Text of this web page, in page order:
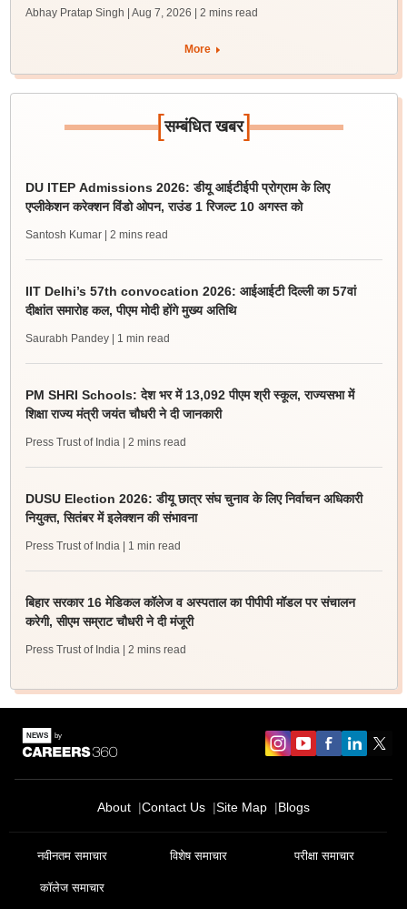
Abhay Pratap Singh | Aug 7, 2026 | 2 mins read
More
[सम्बंधित खबर]
DU ITEP Admissions 2026: डीयू आईटीईपी प्रोग्राम के लिए
एप्लीकेशन करेक्शन विंडो ओपन, राउंड 1 रिजल्ट 10 अगस्त को
Santosh Kumar | 2 mins read
IIT Delhi’s 57th convocation 2026: आईआईटी दिल्ली का 57वां
दीक्षांत समारोह कल, पीएम मोदी होंगे मुख्य अतिथि
Saurabh Pandey | 1 min read
PM SHRI Schools: देश भर में 13,092 पीएम श्री स्कूल, राज्यसभा में
शिक्षा राज्य मंत्री जयंत चौधरी ने दी जानकारी
Press Trust of India | 2 mins read
DUSU Election 2026: डीयू छात्र संघ चुनाव के लिए निर्वाचन अधिकारी
नियुक्त, सितंबर में इलेक्शन की संभावना
Press Trust of India | 1 min read
बिहार सरकार 16 मेडिकल कॉलेज व अस्पताल का पीपीपी मॉडल पर संचालन
करेगी, सीएम सम्राट चौधरी ने दी मंजूरी
Press Trust of India | 2 mins read
About Contact Us Site Map Blogs
नवीनतम समाचार विशेष समाचार परीक्षा समाचार
कॉलेज समाचार